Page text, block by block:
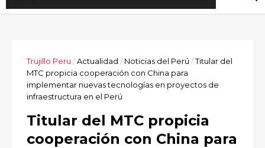
Trujillo Peru /Actualidad / Noticias del Perú /Titular del
MTC propicia cooperación con China para
implementar nuevas tecnologías en proyectos de
infraestructura en el Perú
Titular del MTC propicia
cooperación con China para